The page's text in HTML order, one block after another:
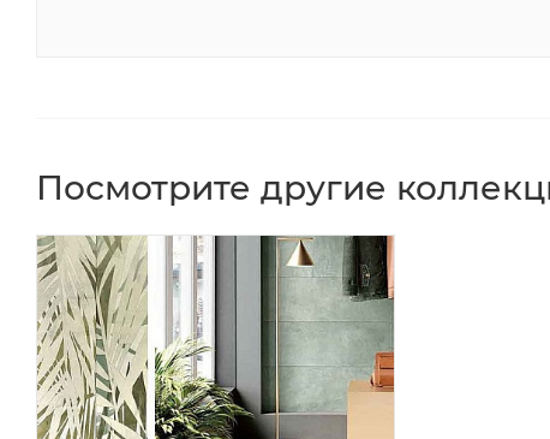
Посмотрите другие